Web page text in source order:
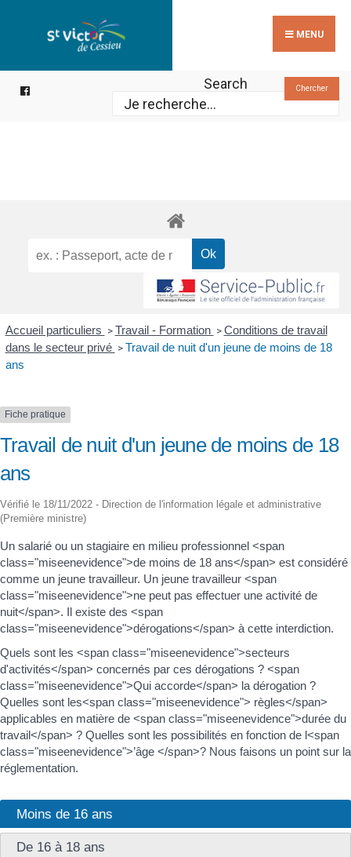
MENU
Search Chercher
Accueil particuliers > Travail - Formation > Conditions de travail
dans le secteur privé > Travail de nuit d'un jeune de moins de 18
ans
Fiche pratique
Travail de nuit d'un jeune de moins de 18
ans
Vérifié le 18/11/2022 - Direction de l'information légale et administrative
(Première ministre)
Un salarié ou un stagiaire en milieu professionnel <span
class="miseenevidence">de moins de 18 ans</span> est considéré
comme un jeune travailleur. Un jeune travailleur <span
class="miseenevidence">ne peut pas effectuer une activité de
nuit</span>. Il existe des <span
class="miseenevidence">dérogations</span> à cette interdiction.
Quels sont les <span class="miseenevidence">secteurs
d'activités</span> concernés par ces dérogations ? <span
class="miseenevidence">Qui accorde</span> la dérogation ?
Quelles sont les<span class="miseenevidence"> règles</span>
applicables en matière de <span class="miseenevidence">durée du
travail</span> ? Quelles sont les possibilités en fonction de l<span
class="miseenevidence">’âge </span>? Nous faisons un point sur la
réglementation.
Moins de 16 ans
De 16 à 18 ans
for: